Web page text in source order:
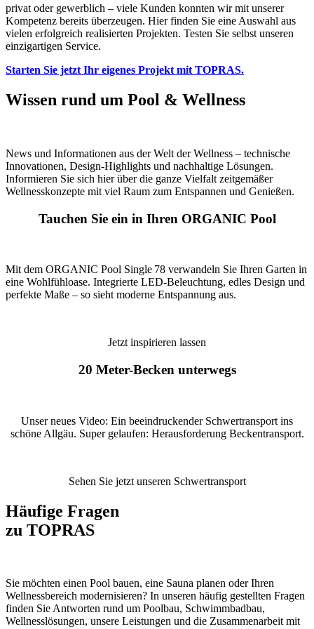
privat oder gewerblich – viele Kunden konnten wir mit unserer
Kompetenz bereits überzeugen. Hier finden Sie eine Auswahl aus
vielen erfolgreich realisierten Projekten. Testen Sie selbst unseren
einzigartigen Service.
Starten Sie jetzt Ihr eigenes Projekt mit TOPRAS.
Wissen rund um Pool & Wellness
News und Informationen aus der Welt der Wellness – technische
Innovationen, Design-Highlights und nachhaltige Lösungen.
Informieren Sie sich hier über die ganze Vielfalt zeitgemäßer
Wellnesskonzepte mit viel Raum zum Entspannen und Genießen.
Tauchen Sie ein in Ihren ORGANIC Pool
Mit dem ORGANIC Pool Single 78 verwandeln Sie Ihren Garten in
eine Wohlfühloase. Integrierte LED‑Beleuchtung, edles Design und
perfekte Maße – so sieht moderne Entspannung aus.
Jetzt inspirieren lassen
20 Meter-Becken unterwegs
Unser neues Video: Ein beeindruckender Schwertransport ins
schöne Allgäu. Super gelaufen: Herausforderung Beckentransport.
Sehen Sie jetzt unseren Schwertransport
Häufige Fragen
zu TOPRAS
Sie möchten einen Pool bauen, eine Sauna planen oder Ihren
Wellnessbereich modernisieren? In unseren häufig gestellten Fragen
finden Sie Antworten rund um Poolbau, Schwimmbadbau,
Wellnesslösungen, unsere Leistungen und die Zusammenarbeit mit